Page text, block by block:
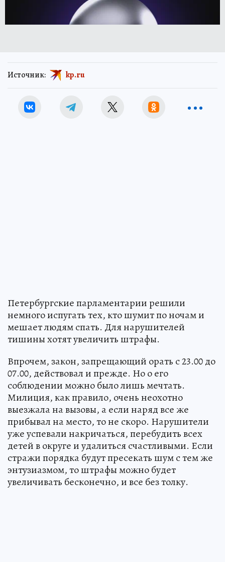
Источник: kp.ru
Петербургские парламентарии решили
немного испугать тех, кто шумит по ночам и
мешает людям спать. Для нарушителей
тишины хотят увеличить штрафы.
Впрочем, закон, запрещающий орать с 23.00 до
07.00, действовал и прежде. Но о его
соблюдении можно было лишь мечтать.
Милиция, как правило, очень неохотно
выезжала на вызовы, а если наряд все же
прибывал на место, то не скоро. Нарушители
уже успевали накричаться, перебудить всех
детей в округе и удалиться счастливыми. Если
стражи порядка будут пресекать шум с тем же
энтузиазмом, то штрафы можно будет
увеличивать бесконечно, и все без толку.